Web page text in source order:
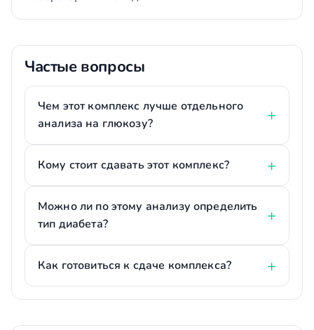
Частые вопросы
Чем этот комплекс лучше отдельного
анализа на глюкозу?
Кому стоит сдавать этот комплекс?
Можно ли по этому анализу определить
тип диабета?
Как готовиться к сдаче комплекса?